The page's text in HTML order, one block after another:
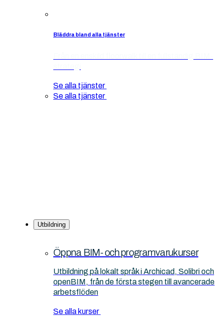
Bläddra bland alla tjänster
Se alla tjänster
Se alla tjänster
Utbildning
Öppna BIM- och programvarukurser
Utbildning på lokalt språk i Archicad, Solibri och
openBIM, från de första stegen till avancerade
arbetsflöden
Se alla kurser